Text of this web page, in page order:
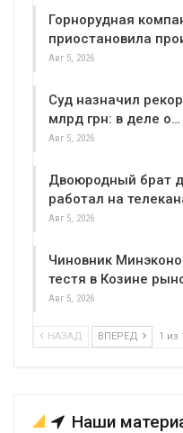
Горнорудная
приостановила
Авг 5, 2026
Суд назначил
млрд грн: в деле о…
Авг 5, 2026
Двоюродный брат
работал на
Авг 5, 2026
Чиновник
тестя в Козине
Авг 5, 2026
НАЗАД ВПЕРЕД 1 из
Наши